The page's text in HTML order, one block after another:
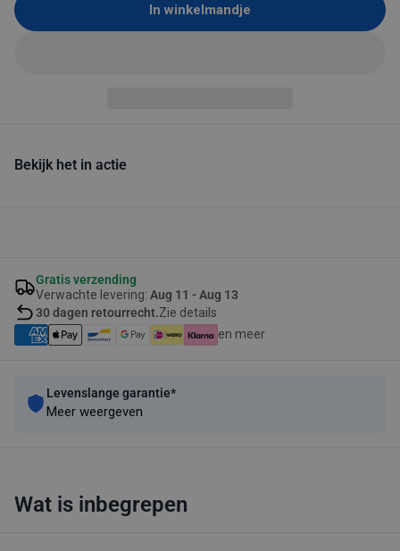
In winkelmandje
Bekijk het in actie
Gratis verzending
Verwachte levering: Aug 11 - Aug 13
30 dagen retourrecht.Zie details
en meer
Levenslange garantie*
Meer weergeven
Wat is inbegrepen